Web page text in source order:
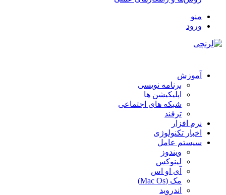
منو
ورود
آموزش
برنامه نویسی
اپلیکیشن ها
شبکه های اجتماعی
ترفند
نرم افزار
اخبار تکنولوژی
سیستم عامل
ویندوز
لینوکس
آی او اس
مک (Mac Os)
اندروید